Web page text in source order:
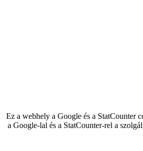
Ez a webhely a Google és a StatCounter
a Google-lal és a StatCounter-rel a